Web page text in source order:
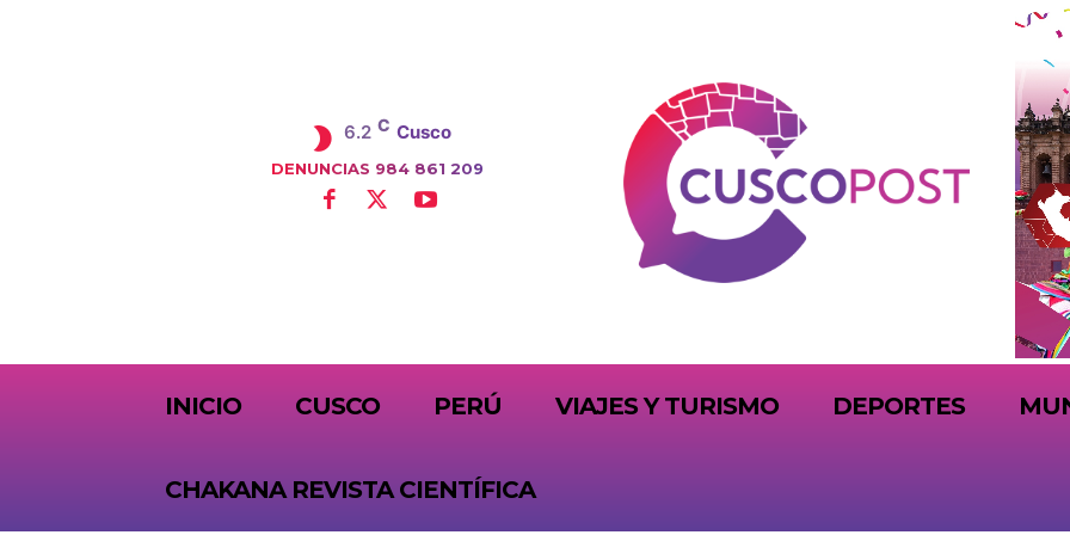
6.2 C Cusco
DENUNCIAS 984 861 209
INICIO CUSCO PERÚ VIAJES Y TURISMO DEPORTES
CHAKANA REVISTA CIENTÍFICA